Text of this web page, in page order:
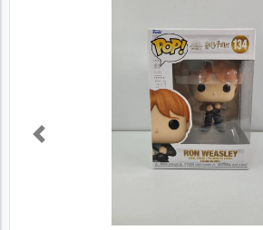
Previous